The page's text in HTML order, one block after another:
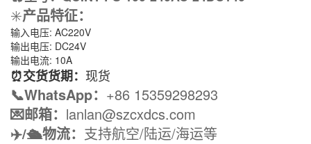
✳️产品特征：
输入电压: AC220V
输出电压: DC24V
输出电流: 10A
⏰交货货期： 现货
📞WhatsApp： +86 15359298293
💌邮箱： lanlan@szcxdcs.com
✈️/🛳️物流： 支持航空/陆运/海运等